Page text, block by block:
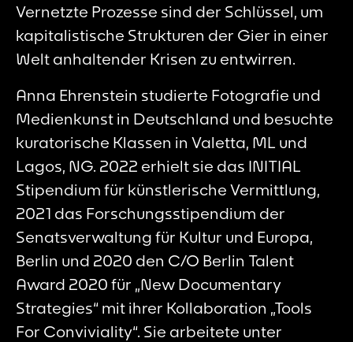
Vernetzte Prozesse sind der Schlüssel, um
kapitalistische Strukturen der Gier in einer
Welt anhaltender Krisen zu entwirren.
Anna Ehrenstein studierte Fotografie und
Medienkunst in Deutschland und besuchte
kuratorische Klassen in Valetta, ML und
Lagos, NG. 2022 erhielt sie das INITIAL
Stipendium für künstlerische Vermittlung,
2021 das Forschungsstipendium der
Senatsverwaltung für Kultur und Europa,
Berlin und 2020 den C/O Berlin Talent
Award 2020 für „New Documentary
Strategies“ mit ihrer Kollaboration „Tools
For Conviviality“. Sie arbeitete unter